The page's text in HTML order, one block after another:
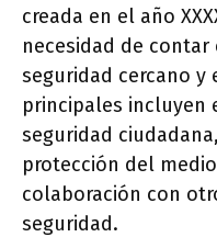
creada en el año
necesidad de
seguridad cercano y
principales incluyen
seguridad
protección del
colaboración con
seguridad.